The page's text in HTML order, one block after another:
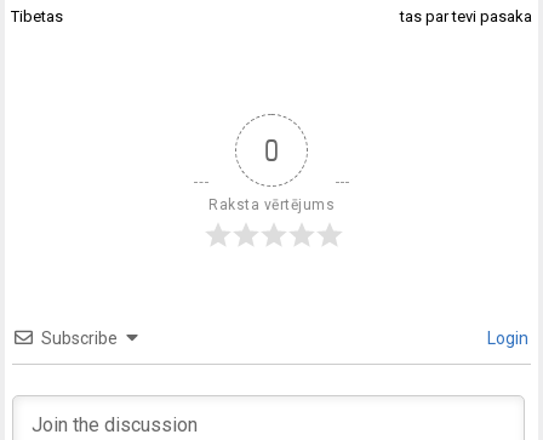
Tibetas
tas par tevi pasaka
0
Raksta vērtējums
Subscribe Login